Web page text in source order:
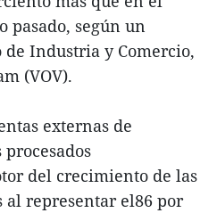
pasado, según un
Industria y Comercio,
(VOV).
externas de
del crecimiento de las
al representar el86 por